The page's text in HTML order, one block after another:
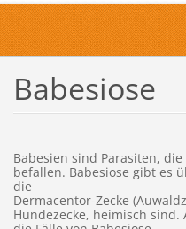
Babesiose
Babesien sind Parasiten,
befallen. Babesiose gibt es
die
Dermacentor-Zecke
Hundezecke, heimisch